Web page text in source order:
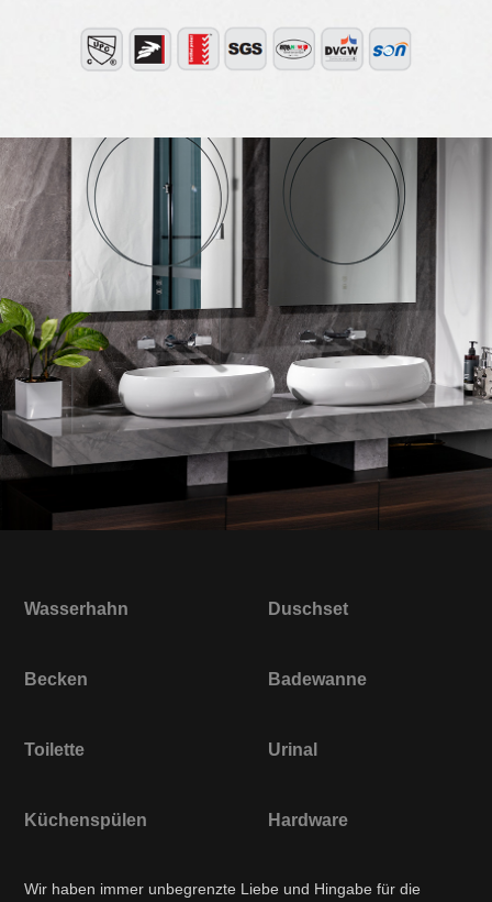
Wasserhahn Duschset
Becken Badewanne
Toilette Urinal
Küchenspülen Hardware
Wir haben immer unbegrenzte Liebe und Hingabe für die